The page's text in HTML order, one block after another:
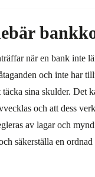
när en bank inte
och inte har
sina skulder. Det
och att dess
av lagar och
säkerställa en